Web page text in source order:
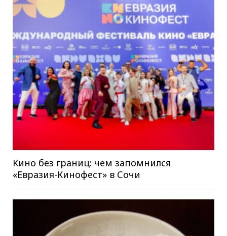
Кино без границ: чем запомнился
«Евразия-Кинофест» в Сочи